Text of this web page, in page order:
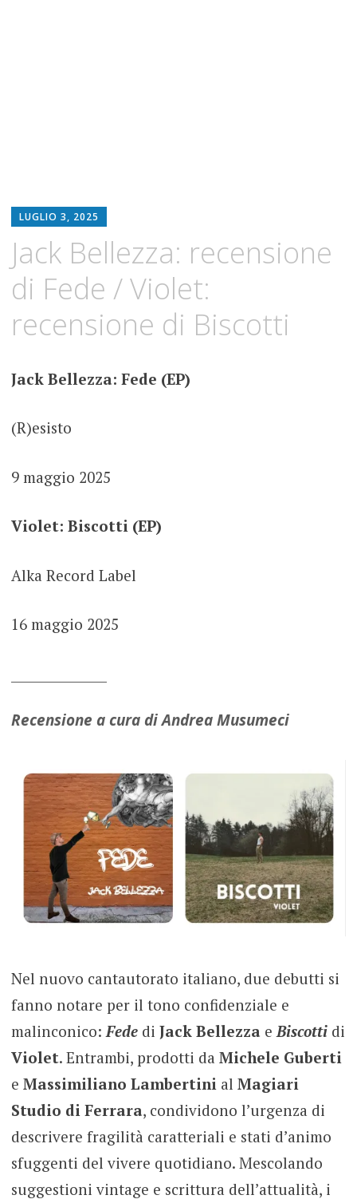
LUGLIO 3, 2025
Jack Bellezza: recensione
di Fede / Violet:
recensione di Biscotti
Jack Bellezza: Fede (EP)
(R)esisto
9 maggio 2025
Violet: Biscotti (EP)
Alka Record Label
16 maggio 2025
Recensione a cura di Andrea Musumeci
Nel nuovo cantautorato italiano, due debutti si
fanno notare per il tono confidenziale e
malinconico:Fededi Jack Bellezza eBiscottidi
Violet. Entrambi, prodotti da Michele Guberti
e Massimiliano Lambertinial Magiari
Studio di Ferrara, condividono l’urgenza di
descrivere fragilità caratteriali e stati d’animo
sfuggenti del vivere quotidiano. Mescolando
suggestioni vintage e scrittura dell’attualità, i